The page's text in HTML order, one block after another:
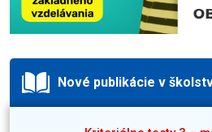
Nové publikácie v